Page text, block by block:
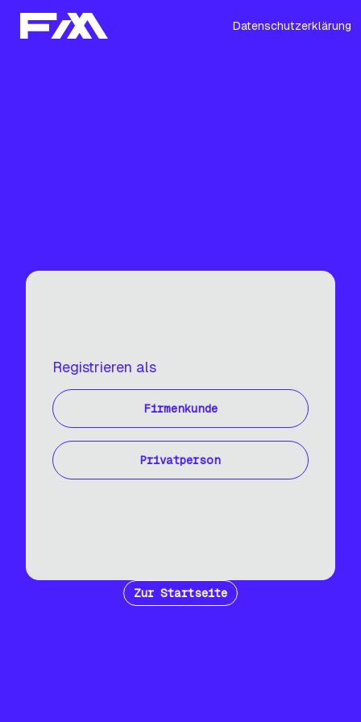
Datenschutzerklärung
Registrieren als
Firmenkunde
Privatperson
Zur Startseite